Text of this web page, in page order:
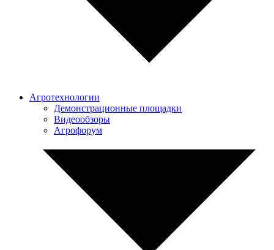
Агротехнологии
Демонстрационные площадки
Видеообзоры
Агрофорум